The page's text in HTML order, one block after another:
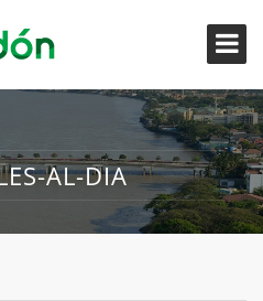
AL-DIA